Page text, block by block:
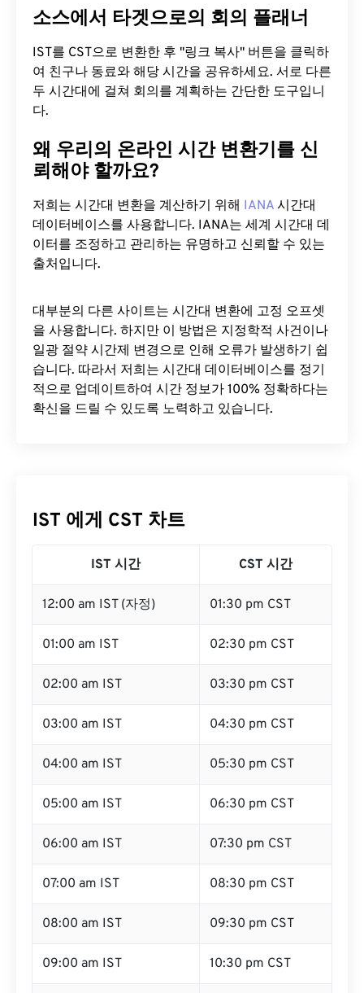
소스에서 타겟으로의 회의 플래너
IST를 CST으로 변환한 후 "링크 복사" 버튼을 클릭하
여 친구나 동료와 해당 시간을 공유하세요. 서로 다른
두 시간대에 걸쳐 회의를 계획하는 간단한 도구입니
다.
왜 우리의 온라인 시간 변환기를 신
뢰해야 할까요?
저희는 시간대 변환을 계산하기 위해 IANA 시간대
데이터베이스를 사용합니다. IANA는 세계 시간대 데
이터를 조정하고 관리하는 유명하고 신뢰할 수 있는
출처입니다.
대부분의 다른 사이트는 시간대 변환에 ​​고정 오프셋
을 사용합니다. 하지만 이 방법은 지정학적 사건이나
일광 절약 시간제 변경으로 인해 오류가 발생하기 쉽
습니다. 따라서 저희는 시간대 데이터베이스를 정기
적으로 업데이트하여 시간 정보가 100% 정확하다는
확신을 드릴 수 있도록 노력하고 있습니다.
IST 에게 CST 차트
IST 시간 CST 시간
12:00 am IST (자정) 01:30 pm CST
01:00 am IST 02:30 pm CST
02:00 am IST 03:30 pm CST
03:00 am IST 04:30 pm CST
04:00 am IST 05:30 pm CST
05:00 am IST 06:30 pm CST
06:00 am IST 07:30 pm CST
07:00 am IST 08:30 pm CST
08:00 am IST 09:30 pm CST
09:00 am IST 10:30 pm CST